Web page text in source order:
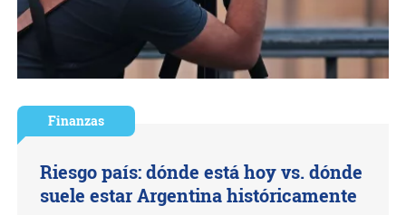
Finanzas
Riesgo país: dónde está hoy vs. dónde
suele estar Argentina históricamente